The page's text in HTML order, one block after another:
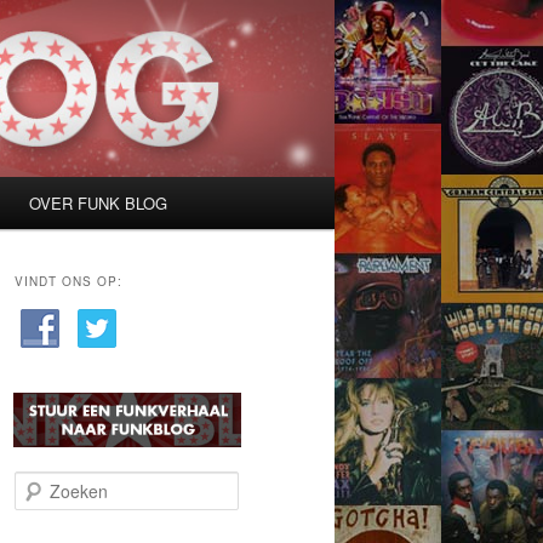
OVER FUNK BLOG
VINDT ONS OP:
o